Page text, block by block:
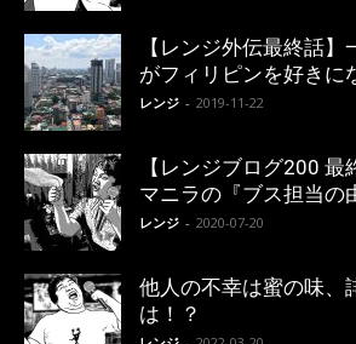
【レンジ外伝最終話
がフィリピンを好きに
レンジ - 2019-11-22
【レンジブログ200
マニラの『ブス担当の
レンジ - 2020-07-20
他人の不幸は蜜の味、
は！？